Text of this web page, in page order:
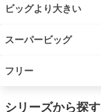
ビッグより大きい
スーパービッグ
フリー
シリーズから探す